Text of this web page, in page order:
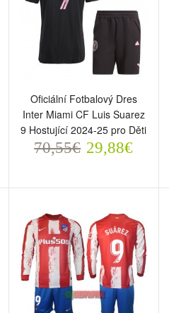
Oficiální Fotbalový Dres
9 Hostující 2024-25 pro
70,55€ 29,88€
Oficiální Fotbalový Dres
Inter Miami CF Luis Suarez
9 Hostující 2024-25 pro Děti
70,55€ 29,88€